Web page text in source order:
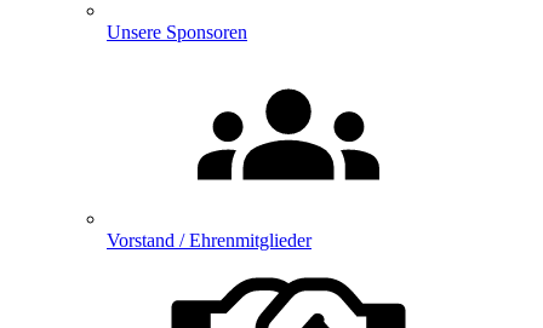
Unsere Sponsoren
Vorstand / Ehrenmitglieder